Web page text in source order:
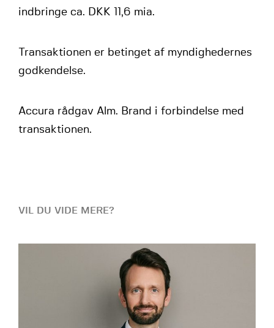
indbringe ca. DKK 11,6 mia.
Transaktionen er betinget af myndighedernes
godkendelse.
Accura rådgav Alm. Brand i forbindelse med
transaktionen.
VIL DU VIDE MERE?